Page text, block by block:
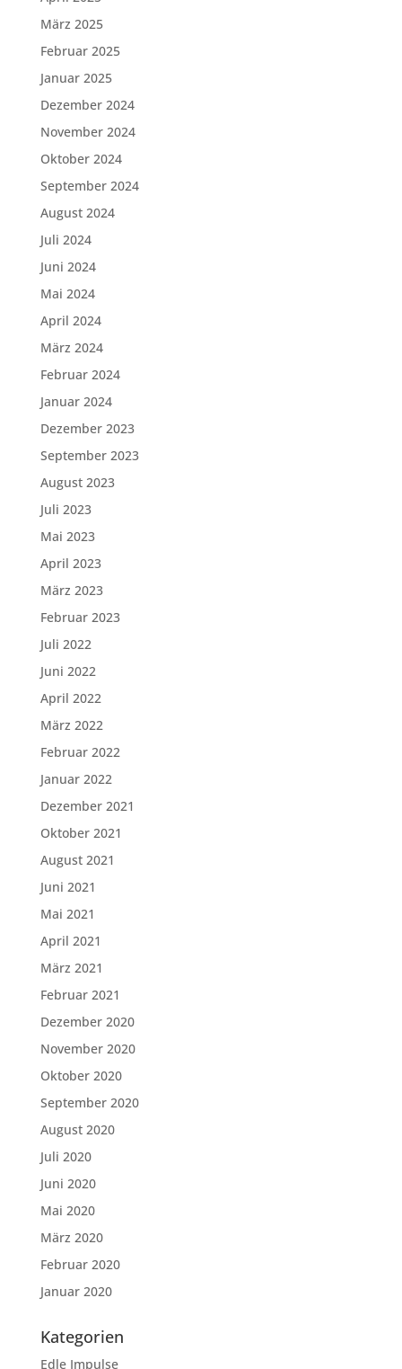
März 2025
Februar 2025
Januar 2025
Dezember 2024
November 2024
Oktober 2024
September 2024
August 2024
Juli 2024
Juni 2024
Mai 2024
April 2024
März 2024
Februar 2024
Januar 2024
Dezember 2023
September 2023
August 2023
Juli 2023
Mai 2023
April 2023
März 2023
Februar 2023
Juli 2022
Juni 2022
April 2022
März 2022
Februar 2022
Januar 2022
Dezember 2021
Oktober 2021
August 2021
Juni 2021
Mai 2021
April 2021
März 2021
Februar 2021
Dezember 2020
November 2020
Oktober 2020
September 2020
August 2020
Juli 2020
Juni 2020
Mai 2020
März 2020
Februar 2020
Januar 2020
Kategorien
Edle Impulse